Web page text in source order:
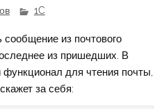
1C
сообщение из почтового
из пришедших. В
для чтения почты,
за себя: